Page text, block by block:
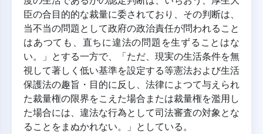
臣の合目的的な裁量に委されており、その判断は、
当不当の問題として政府の政治責任が問われること
はあつても、直ちに違法の問題を生ずることはな
い。」とする一方で、「ただ、現実の生活条件を無
視して著しく低い基準を設定する等憲法および生活
保護法の趣旨・目的に反し、法律によつて与えられ
た裁量権の限界をこえた場合または裁量権を濫用し
た場合には、違法な行為として司法審査の対象とな
ることをまぬかれない。」としている。